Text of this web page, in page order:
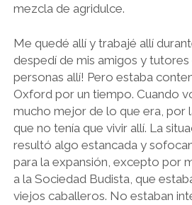
mezcla de agridulce.
Me quedé allí y trabajé allí
despedí de mis amigos y tutores
personas allí! Pero estaba
Oxford por un tiempo. Cuando
mucho mejor de lo que era, por
que no tenía que vivir allí. La
resultó algo estancada y
para la expansión, excepto por
a la Sociedad Budista, que
viejos caballeros. No estaban